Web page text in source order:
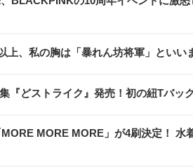
上、私の胸は「暴れん坊将軍」とい
『どストライク』発売！初の紐Tバッ
MORE MORE」が4刷決定！ 水